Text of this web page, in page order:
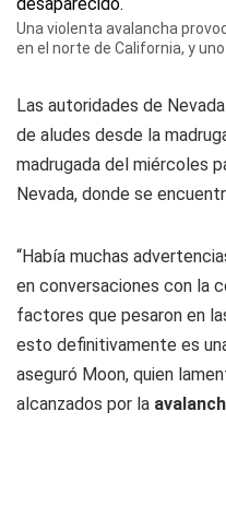
Una violenta avalancha
en el norte de California, y
Las autoridades de
de aludes desde la
madrugada del miércoles
Nevada, donde se
“Había muchas
en conversaciones con la
factores que pesaron en
esto definitivamente es
aseguró Moon, quien
alcanzados por la